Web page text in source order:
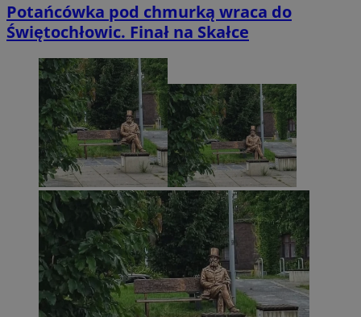
Potańcówka pod chmurką wraca do
Świętochłowic. Finał na Skałce